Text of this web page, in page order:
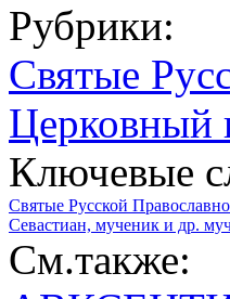
Рубрики:
Святые
Церковный
Ключевые
Святые Русской
Севастиан, мученик и др.
См.также: